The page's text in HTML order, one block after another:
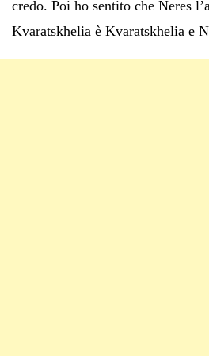
credo. Poi ho sentito che Neres
Kvaratskhelia è Kvaratskhelia e